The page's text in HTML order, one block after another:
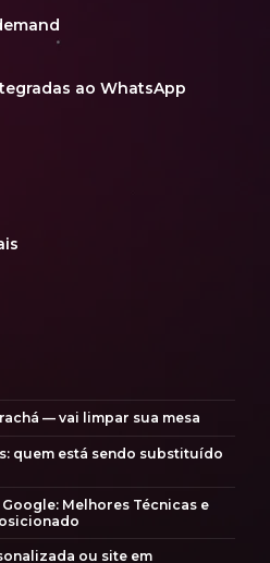
ao WhatsApp
— vai limpar sua mesa
quem está sendo substituído
Melhores Técnicas e
ou site em